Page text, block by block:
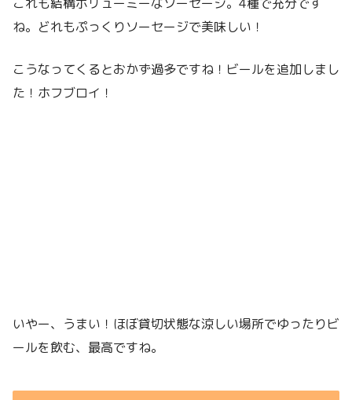
ね。どれもぷっくりソーセージで美味しい！
こうなってくるとおかず過多ですね！ビールを追加しまし
た！ホフブロイ！
いやー、うまい！ほぼ貸切状態な涼しい場所でゆったりビ
ールを飲む、最高ですね。